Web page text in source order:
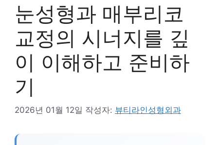
눈성형과 매부리코
교정의 시너지를 깊
이 이해하고 준비하
기
2026년 01월 12일 작성자: 뷰티라인성형외과